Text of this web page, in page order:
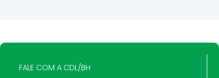
FALE COM A CDL/BH